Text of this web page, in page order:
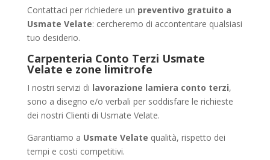
Contattaci per richiedere un preventivo gratuito a
Usmate Velate: cercheremo di accontentare qualsiasi
tuo desiderio.
Carpenteria Conto Terzi Usmate
Velate e zone limitrofe
I nostri servizi di lavorazione lamiera conto terzi,
sono a disegno e/o verbali per soddisfare le richieste
dei nostri Clienti di Usmate Velate.
Garantiamo a Usmate Velate qualità, rispetto dei
tempi e costi competitivi.